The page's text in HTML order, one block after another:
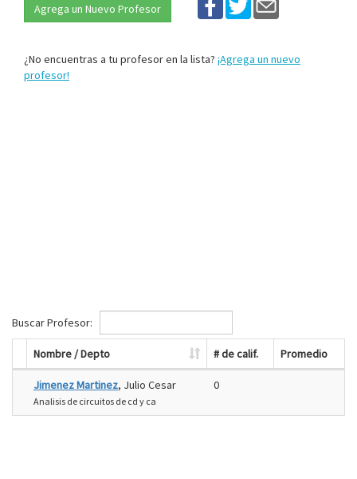
Agrega un Nuevo Profesor
¿No encuentras a tu profesor en la lista? ¡Agrega un nuevo
profesor!
Buscar Profesor:
Nombre / Depto # de calif. Promedio
Jimenez Martinez, Julio Cesar
Analisis de circuitos de cd y ca
0